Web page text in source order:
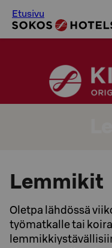
Etusivu
Lemmikit
Oletpa lähdössä
työmatkalle tai